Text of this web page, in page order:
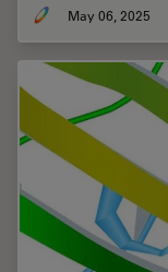
May 06, 2025